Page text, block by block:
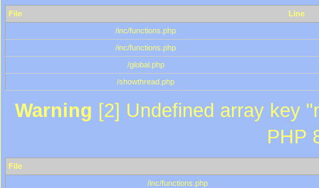
File
Line
/inc/functions.php
/inc/functions.php
/global.php
/showthread.php
Warning [2] Undefined array key
PHP
File
/inc/functions.php